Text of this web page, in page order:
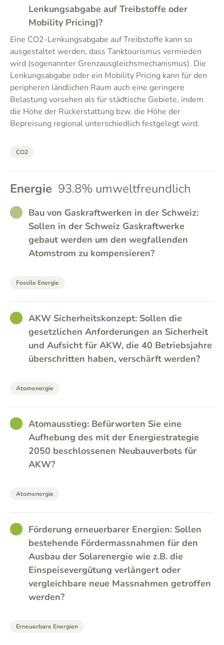
Lenkungsabgabe auf Treibstoffe oder
Mobility Pricing)?
Eine CO2-Lenkungsabgabe auf Treibstoffe kann so
ausgestaltet werden, dass Tanktourismus vermieden
wird (sogenannter Grenzausgleichsmechanismus). Die
Lenkungsabgabe oder ein Mobility Pricing kann für den
peripheren ländlichen Raum auch eine geringere
Belastung vorsehen als für städtische Gebiete, indem
die Höhe der Rückerstattung bzw. die Höhe der
Bepreisung regional unterschiedlich festgelegt wird.
CO2
Energie 93.8% umweltfreundlich
RATHER_GOOD
Bau von Gaskraftwerken in der Schweiz:
Sollen in der Schweiz Gaskraftwerke
gebaut werden um den wegfallenden
Atomstrom zu kompensieren?
Fossile Energie
GOODAKW Sicherheitskonzept: Sollen die
gesetzlichen Anforderungen an Sicherheit
und Aufsicht für AKW, die 40 Betriebsjahre
überschritten haben, verschärft werden?
Atomenergie
GOODAtomausstieg: Befürworten Sie eine
Aufhebung des mit der Energiestrategie
2050 beschlossenen Neubauverbots für
AKW?
Atomenergie
GOODFörderung erneuerbarer Energien: Sollen
bestehende Fördermassnahmen für den
Ausbau der Solarenergie wie z.B. die
Einspeisevergütung verlängert oder
vergleichbare neue Massnahmen getroffen
werden?
Erneuerbare Energien